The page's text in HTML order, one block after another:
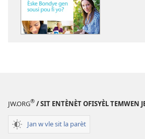
JW.ORG® / SIT ENTÈNÈT OFISYÈL TEMWEN
Jan w vle sit la parèt